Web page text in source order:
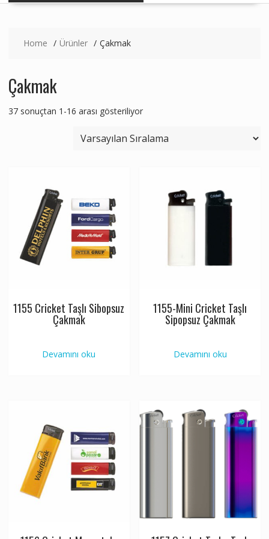
Home Ürünler Çakmak
Çakmak
37 sonuçtan 1-16 arası gösteriliyor
1155 Cricket Taşlı Sibopsuz
Çakmak
Devamını oku
1155-Mini Cricket Taşlı
Sipopsuz Çakmak
Devamını oku